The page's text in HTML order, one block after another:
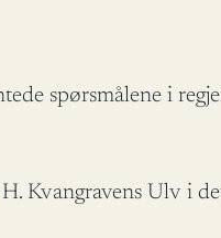
spørsmålene i
Kvangravens Ulv i